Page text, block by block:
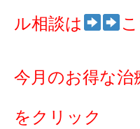
ル相談は
今月のお得な治
をクリック